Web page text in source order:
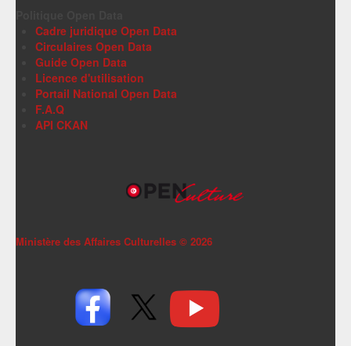
Cadre juridique Open Data
Circulaires Open Data
Guide Open Data
Licence d'utilisation
Portail National Open Data
F.A.Q
API CKAN
Ministère des Affaires Culturelles © 2026